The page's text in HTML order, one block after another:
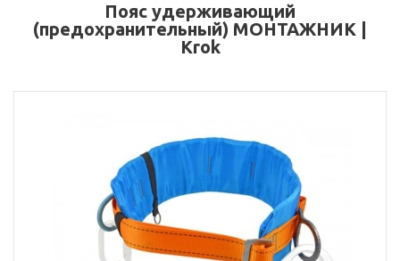
Пояс удерживающий
(предохранительный) МОНТАЖНИК |
Krok